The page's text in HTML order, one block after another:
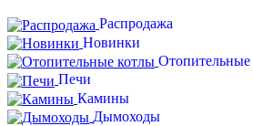
Распродажа
Новинки
Отопительные
Печи
Камины
Дымоходы